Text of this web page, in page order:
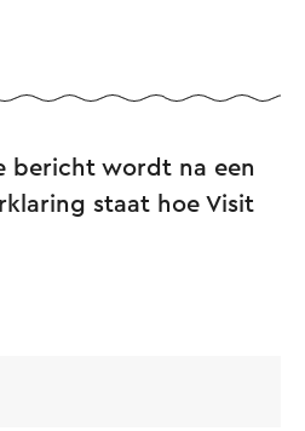
bericht wordt na een
staat hoe Visit